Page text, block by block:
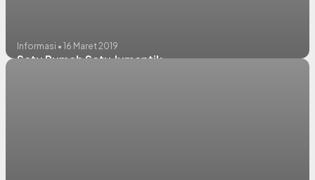
Informasi • 16 Maret 2019
Satu Rumah Satu Jumantik